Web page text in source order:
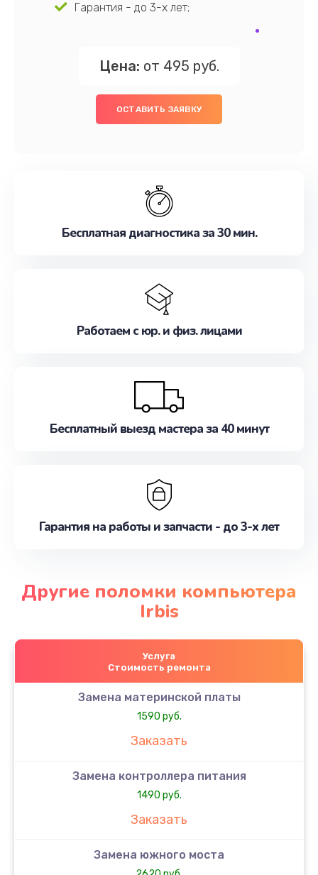
Гарантия - до 3-х лет;
Цена: от 495 руб.
ОСТАВИТЬ ЗАЯВКУ
Бесплатная диагностика за 30 мин.
Работаем с юр. и физ. лицами
Бесплатный выезд мастера за 40 минут
Гарантия на работы и запчасти - до 3-х лет
Другие поломки компьютера
Irbis
Услуга
Стоимость ремонта
Замена материнской платы
1590 руб.
Заказать
Замена контроллера питания
1490 руб.
Заказать
Замена южного моста